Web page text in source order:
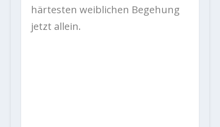
härtesten weiblichen Begehung
jetzt allein.